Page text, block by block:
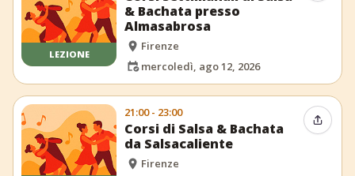
LEZIONE
& Bachata presso
Almasabrosa
Firenze
mercoledì, ago 12, 2026
21:00 - 23:00
Corsi di Salsa & Bachata
da Salsacaliente
Firenze